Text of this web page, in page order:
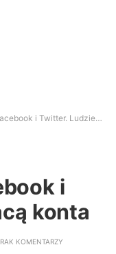
i Twitter. Ludzie tracą konta
i
konta
KOMENTARZY